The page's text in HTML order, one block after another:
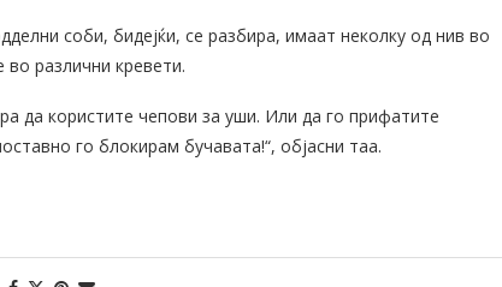
соби, бидејќи, се разбира, имаат неколку од нив во
во различни кревети.
да користите чепови за уши. Или да го прифатите
го блокирам бучавата!“, објасни таа.